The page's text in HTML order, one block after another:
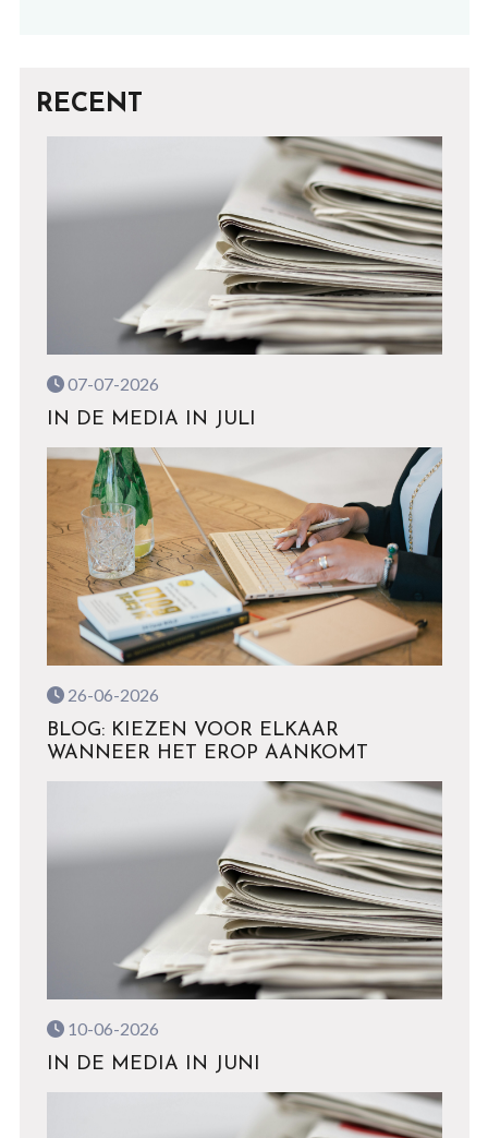
RECENT
07-07-2026
IN DE MEDIA IN JULI
26-06-2026
BLOG: KIEZEN VOOR ELKAAR
WANNEER HET EROP AANKOMT
10-06-2026
IN DE MEDIA IN JUNI